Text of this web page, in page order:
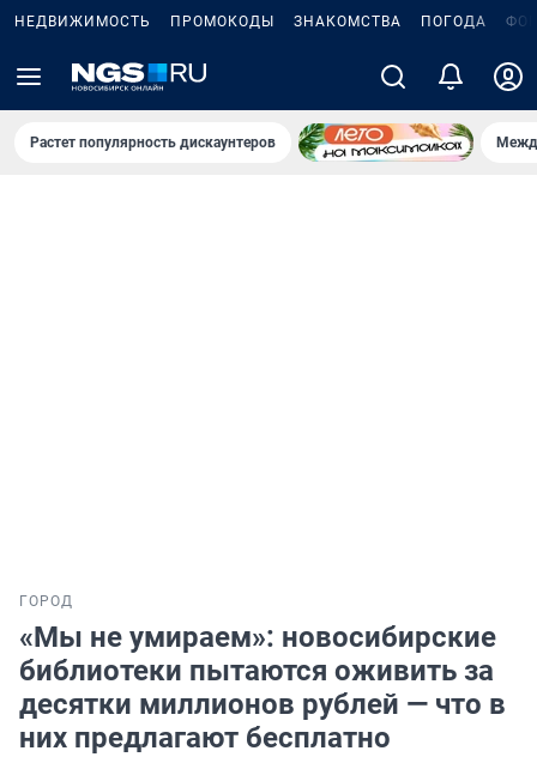
НЕДВИЖИМОСТЬ ПРОМОКОДЫ ЗНАКОМСТВА ПОГОДА
Растет популярность дискаунтеров
ГОРОД
«Мы не умираем»: новосибирские
библиотеки пытаются оживить за
десятки миллионов рублей — что в
них предлагают бесплатно